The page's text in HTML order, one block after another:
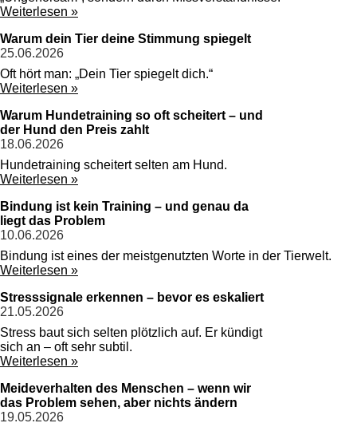
Weiterlesen »
Warum dein Tier deine Stimmung spiegelt
25.06.2026
Oft hört man: „Dein Tier spiegelt dich.“
Weiterlesen »
Warum Hundetraining so oft scheitert – und
der Hund den Preis zahlt
18.06.2026
Hundetraining scheitert selten am Hund.
Weiterlesen »
Bindung ist kein Training – und genau da
liegt das Problem
10.06.2026
Bindung ist eines der meistgenutzten Worte in der Tierwelt.
Weiterlesen »
Stresssignale erkennen – bevor es eskaliert
21.05.2026
Stress baut sich selten plötzlich auf. Er kündigt
sich an – oft sehr subtil.
Weiterlesen »
Meideverhalten des Menschen – wenn wir
das Problem sehen, aber nichts ändern
19.05.2026